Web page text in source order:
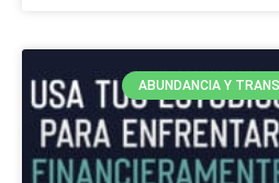
ABUNDANCIA Y